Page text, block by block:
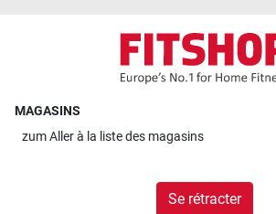
MAGASINS
zumAller à la liste des magasins
Se rétracter